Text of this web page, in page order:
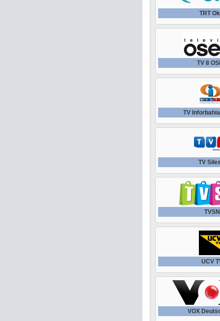
TRT
TV 8
TV
TV
TVSN
UCV
VOX